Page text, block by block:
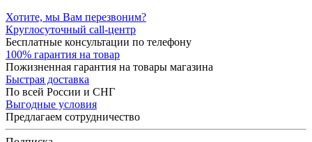
Хотите, мы Вам перезвоним?
Круглосуточный call-центр
Бесплатные консультации по телефону
100% гарантия на товар
Пожизненная гарантия на товары магазина
Быстрая доставка
По всей России и СНГ
Выгодные условия
Предлагаем сотрудничество